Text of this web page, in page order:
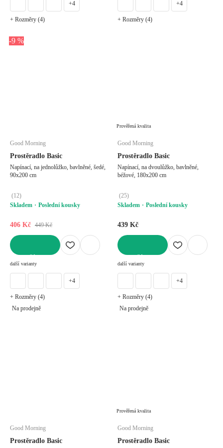
+4
+ Rozměry (4)
+4
+ Rozměry (4)
-9 %
Good Morning
Prostěradlo Basic
Napínací, na jednolůžko, bavlněné, šedé,
90x200 cm
(12)
Skladem
Poslední kousky
406 Kč 449 Kč
další varianty
+4
+ Rozměry (4)
Na prodejně
Prověřená kvalita
Good Morning
Prostěradlo Basic
Napínací, na dvoulůžko, bavlněné,
béžové, 180x200 cm
(25)
Skladem
Poslední kousky
439 Kč
další varianty
+4
+ Rozměry (4)
Na prodejně
Good Morning
Prostěradlo Basic
Prověřená kvalita
Good Morning
Prostěradlo Basic